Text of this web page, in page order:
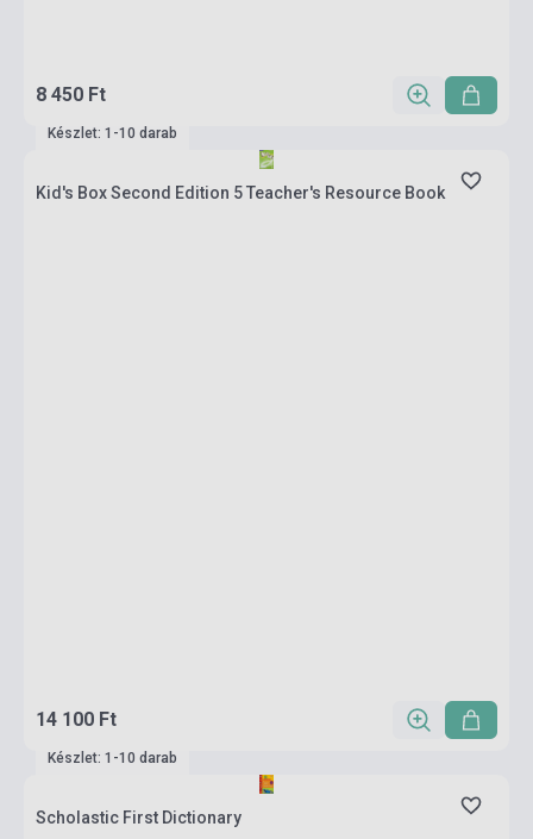
8 450 Ft
Készlet: 1-10 darab
Kid's Box Second Edition 5 Teacher's Resource Book
14 100 Ft
Készlet: 1-10 darab
Scholastic First Dictionary